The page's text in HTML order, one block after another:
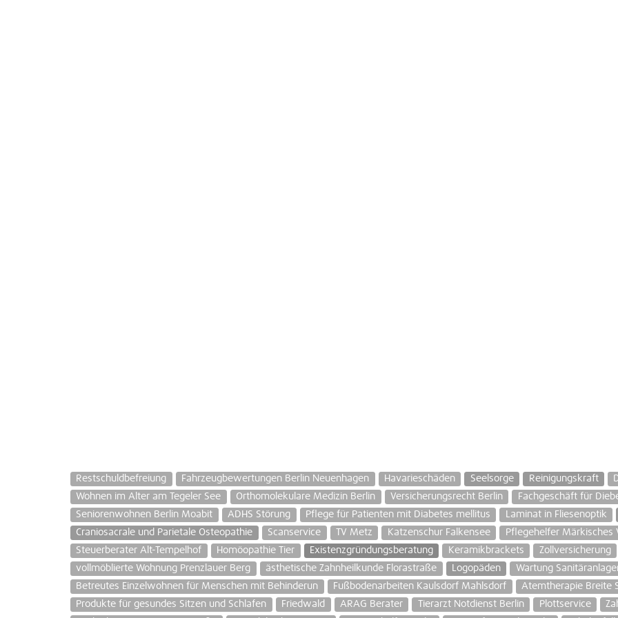
Restschuldbefreiung Fahrzeugbewertungen Berlin Neuenhagen Havarieschäden Seelsorge Reinigungskraft
Wohnen im Alter am Tegeler See
Orthomolekulare Medizin Berlin Versicherungsrecht Berlin Fachgeschäft für
Seniorenwohnen Berlin Moabit
ADHS Störung Pflege für Patienten mit Diabetes mellitus Laminat in Fliesenoptik
Craniosacrale und Parietale Osteopathie
Scanservice TV Metz Katzenschur Falkensee Pflegehelfer Märkisches
Steuerberater Alt-Tempelhof
Homöopathie Tier Existenzgründungsberatung Keramikbrackets Zollversicherung
vollmöblierte Wohnung Prenzlauer Berg
ästhetische Zahnheilkunde Florastraße Logopäden Wartung
Betreutes Einzelwohnen für Menschen mit Behinderun
Fußbodenarbeiten Kaulsdorf Mahlsdorf Atemtherapie Breite
Produkte für gesundes Sitzen und Schlafen
Friedwald ARAG Berater Tierarzt Notdienst Berlin Plottservice